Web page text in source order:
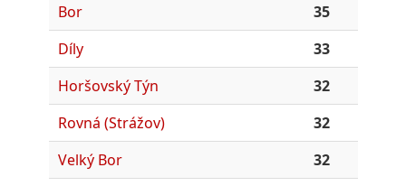
Bor
35
Díly
33
Horšovský Týn
32
Rovná (Strážov)
32
Velký Bor
32